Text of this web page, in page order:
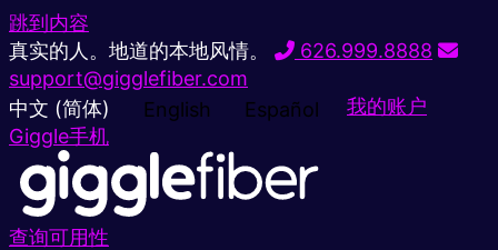
跳到内容
真实的人。地道的本地风情。
626.999.8888
support@gigglefiber.com
中文 (简体)
English Español
我的账户
Giggle手机
查询可用性